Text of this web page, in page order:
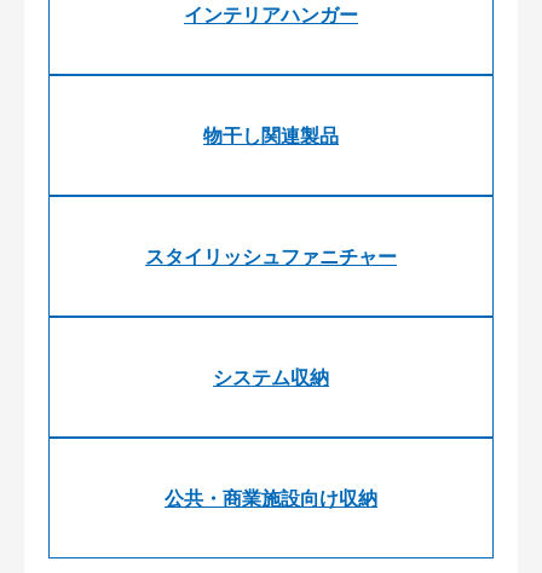
インテリアハンガー
物干し関連製品
スタイリッシュファニチャー
システム収納
公共・商業施設向け収納